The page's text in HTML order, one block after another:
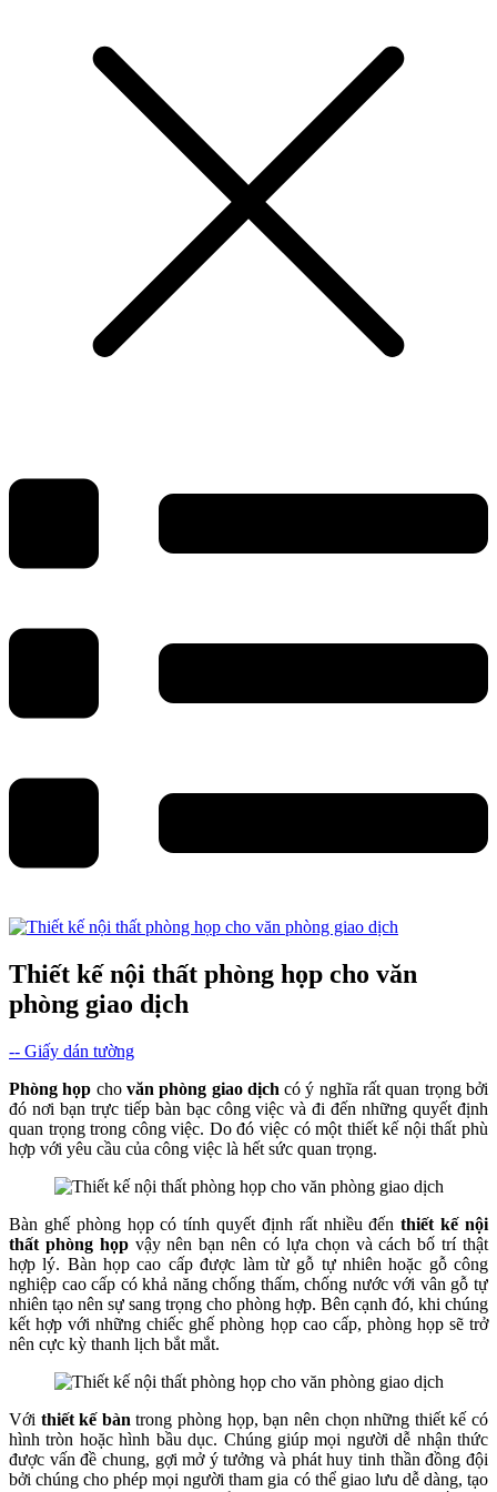
Thiết kế nội thất phòng họp cho văn
phòng giao dịch
-- Giấy dán tường
Phòng họp cho văn phòng giao dịch có ý nghĩa rất quan trọng bởi
đó nơi bạn trực tiếp bàn bạc công việc và đi đến những quyết định
quan trọng trong công việc. Do đó việc có một thiết kế nội thất phù
hợp với yêu cầu của công việc là hết sức quan trọng.
Bàn ghế phòng họp có tính quyết định rất nhiều đếnthiết kế nội
thất phòng họpvậy nên bạn nên có lựa chọn và cách bố trí thật
hợp lý. Bàn họp cao cấp được làm từ gỗ tự nhiên hoặc gỗ công
nghiệp cao cấp có khả năng chống thấm, chống nước với vân gỗ tự
nhiên tạo nên sự sang trọng cho phòng hợp. Bên cạnh đó, khi chúng
kết hợp với những chiếc ghế phòng họp cao cấp, phòng họp sẽ trở
nên cực kỳ thanh lịch bắt mắt.
Với thiết kế bàntrong phòng họp, bạn nên chọn những thiết kế có
hình tròn hoặc hình bầu dục. Chúng giúp mọi người dễ nhận thức
được vấn đề chung, gợi mở ý tưởng và phát huy tinh thần đồng đội
bởi chúng cho phép mọi người tham gia có thể giao lưu dễ dàng, tạo